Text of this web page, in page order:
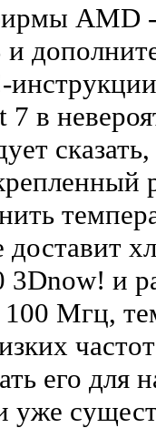
AMD
7 в
и
Мгц,
его для
уже